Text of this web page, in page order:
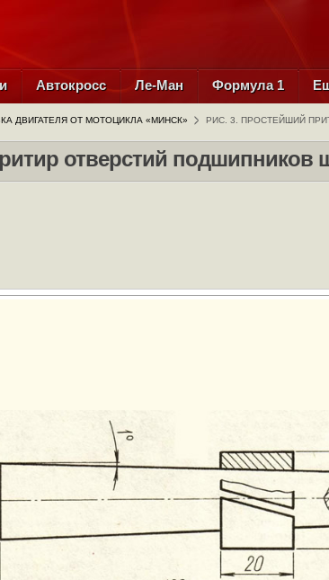
Автокросс Ле-Ман Формула 1
ДВИГАТЕЛЯ ОТ МОТОЦИКЛА «МИНСК» РИС. 3. ПРОСТЕЙШИЙ
отверстий подшипников